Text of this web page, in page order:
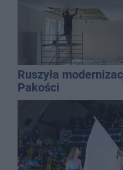
Ruszyła
Pakości